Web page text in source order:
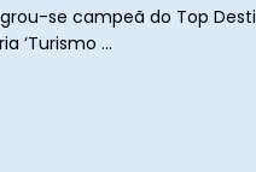
se campeã do Top
‘Turismo ...